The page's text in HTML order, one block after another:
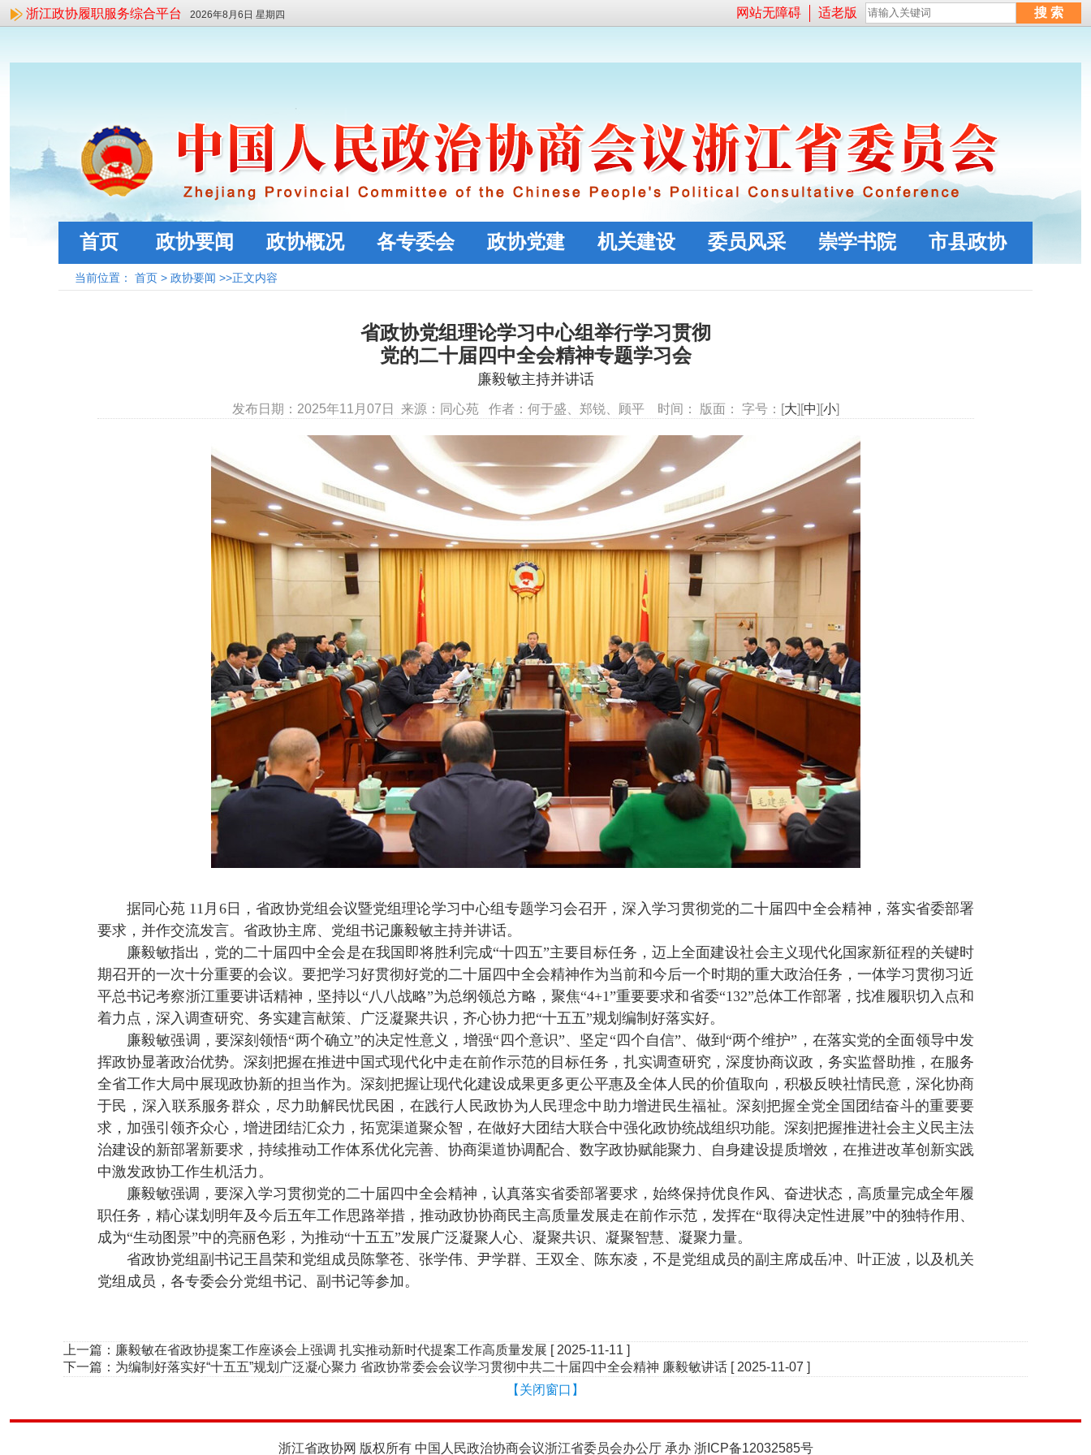
浙江政协履职服务综合平台 网站无障碍 适老版
2026年8月6日 星期四
首页 政协要闻 政协概况 各专委会 政协党建 机关建设 委员风采 崇学书院 市县政协
当前位置： 首页 > 政协要闻 >>正文内容
省政协党组理论学习中心组举行学习贯彻
党的二十届四中全会精神专题学习会
廉毅敏主持并讲话
发布日期：2025年11月07日 来源：同心苑 作者：何于盛、郑锐、顾平 时间： 版面： 字号：[大][中][小]
据同心苑 11 月 6日，省政协党组会议暨党组理论学习中心组专题学习会召开，深入学习贯彻党的二十届四中全会精神，落实省委部署
要求，并作交流发言。省政协主席、党组书记廉毅敏主持并讲话。
廉毅敏指出，党的二十届四中全会是在我国即将胜利完成“十四五”主要目标任务，迈上全面建设社会主义现代化国家新征程的关键时
期召开的一次十分重要的会议。要把学习好贯彻好党的二十届四中全会精神作为当前和今后一个时期的重大政治任务，一体学习贯彻习近
平总书记考察浙江重要讲话精神，坚持以“八八战略”为总纲领总方略，聚焦“4+1”重要要求和省委“132”总体工作部署，找准履职切入点和
着力点，深入调查研究、务实建言献策、广泛凝聚共识，齐心协力把“十五五”规划编制好落实好。
廉毅敏强调，要深刻领悟“两个确立”的决定性意义，增强“四个意识”、坚定“四个自信”、做到“两个维护”，在落实党的全面领导中发
挥政协显著政治优势。深刻把握在推进中国式现代化中走在前作示范的目标任务，扎实调查研究，深度协商议政，务实监督助推，在服务
全省工作大局中展现政协新的担当作为。深刻把握让现代化建设成果更多更公平惠及全体人民的价值取向，积极反映社情民意，深化协商
于民，深入联系服务群众，尽力助解民忧民困，在践行人民政协为人民理念中助力增进民生福祉。深刻把握全党全国团结奋斗的重要要
求，加强引领齐众心，增进团结汇众力，拓宽渠道聚众智，在做好大团结大联合中强化政协统战组织功能。深刻把握推进社会主义民主法
治建设的新部署新要求，持续推动工作体系优化完善、协商渠道协调配合、数字政协赋能聚力、自身建设提质增效，在推进改革创新实践
中激发政协工作生机活力。
廉毅敏强调，要深入学习贯彻党的二十届四中全会精神，认真落实省委部署要求，始终保持优良作风、奋进状态，高质量完成全年履
职任务，精心谋划明年及今后五年工作思路举措，推动政协协商民主高质量发展走在前作示范，发挥在“取得决定性进展”中的独特作用、
成为“生动图景”中的亮丽色彩，为推动“十五五”发展广泛凝聚人心、凝聚共识、凝聚智慧、凝聚力量。
省政协党组副书记王昌荣和党组成员陈擎苍、张学伟、尹学群、王双全、陈东凌，不是党组成员的副主席成岳冲、叶正波，以及机关
党组成员，各专委会分党组书记、副书记等参加。
上一篇： 廉毅敏在省政协提案工作座谈会上强调 扎实推动新时代提案工作高质量发展 [ 2025-11-11 ]
下一篇： 为编制好落实好“十五五”规划广泛凝心聚力 省政协常委会会议学习贯彻中共二十届四中全会精神 廉毅敏讲话 [ 2025-11-07 ]
【关闭窗口】
浙江省政协网 版权所有 中国人民政治协商会议浙江省委员会办公厅 承办 浙ICP备12032585号